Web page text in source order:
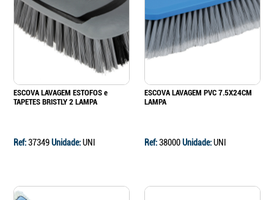
ESCOVA LAVAGEM ESTOFOS e
TAPETES BRISTLY 2 LAMPA
Ref:37349Unidade:UNI
ESCOVA LAVAGEM PVC 7.5X24CM
LAMPA
Ref:38000Unidade:UNI
Continuar a comprar